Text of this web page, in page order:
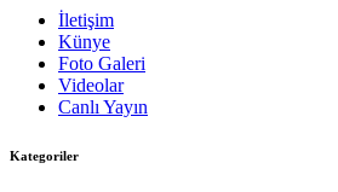
İletişim
Künye
Foto Galeri
Videolar
Canlı Yayın
Kategoriler